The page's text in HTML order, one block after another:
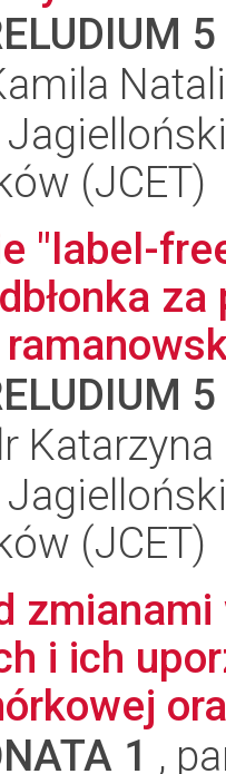
5
(JCET)
"label-
5
(JCET)
i ich
1 ,